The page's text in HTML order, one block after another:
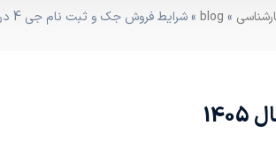
»
blog » شرایط فروش جک و ثبت نام جی 4 در سال 1405